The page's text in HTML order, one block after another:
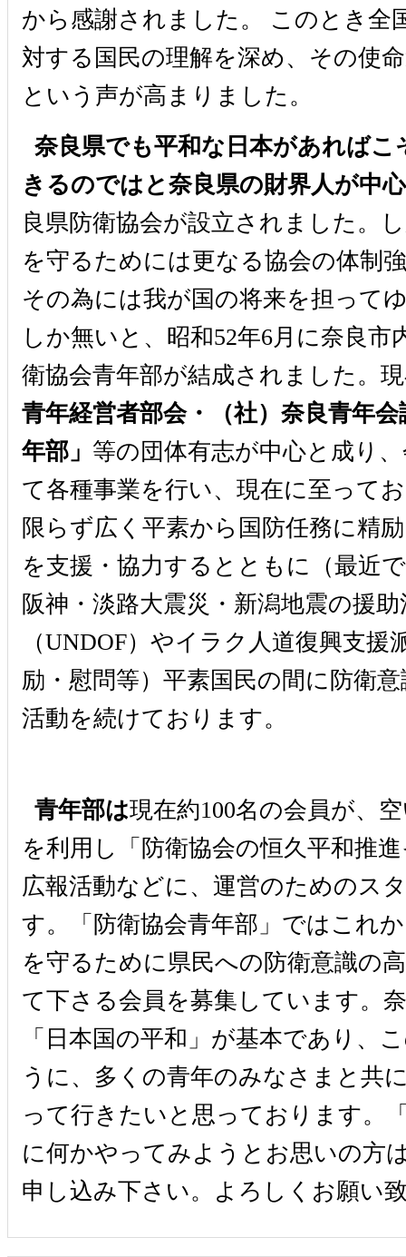
から感謝されました。 このとき全
対する国民の理解を深め、その使
という声が高まりました。
奈良県でも平和な日本があればこ
きるのではと奈良県の財界人が中心
良県防衛協会が設立されました。
を守るためには更なる協会の体制
その為には我が国の将来を担って
しか無いと、昭和52年6月に奈良市
衛協会青年部が結成されました。
青年経営者部会・（社）奈良青年
年部」 等の団体有志が中心と成り
て各種事業を行い、現在に至って
限らず広く平素から国防任務に精
を支援・協力するとともに（最近
阪神・淡路大震災・新潟地震の援
（UNDOF）やイラク人道復興支
励・慰問等）平素国民の間に防衛
活動を続けております。
青年部は現在約100名の会員が、
を利用し「防衛協会の恒久平和推
広報活動などに、運営のためのス
す。「防衛協会青年部」ではこれ
を守るために県民への防衛意識の
て下さる会員を募集しています。
「日本国の平和」が基本であり、
うに、多くの青年のみなさまと共
って行きたいと思っております。
に何かやってみようとお思いの方
申し込み下さい。よろしくお願い